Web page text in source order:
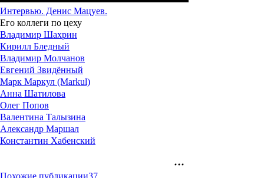
Интервью. Денис Мацуев.
Его коллеги по цеху
Владимир Шахрин
Кирилл Бледный
Владимир Молчанов
Евгений Звидённый
Марк Маркул (Markul)
Анна Шатилова
Олег Попов
Валентина Талызина
Александр Маршал
Константин Хабенский